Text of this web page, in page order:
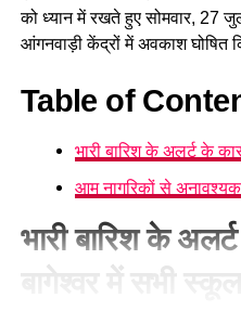
को ध्यान में रखते हुए सोमवार, 27
आंगनवाड़ी केंद्रों में अवकाश घोषित
Table of
भारी बारिश के अलर्ट के
आम नागरिकों से
भारी बारिश के